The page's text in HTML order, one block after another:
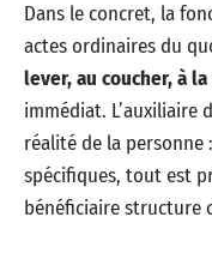
Dans le concret, la
actes ordinaires du
lever, au coucher, à
immédiat. L’auxiliaire
réalité de la personne
spécifiques, tout est
bénéficiaire structure